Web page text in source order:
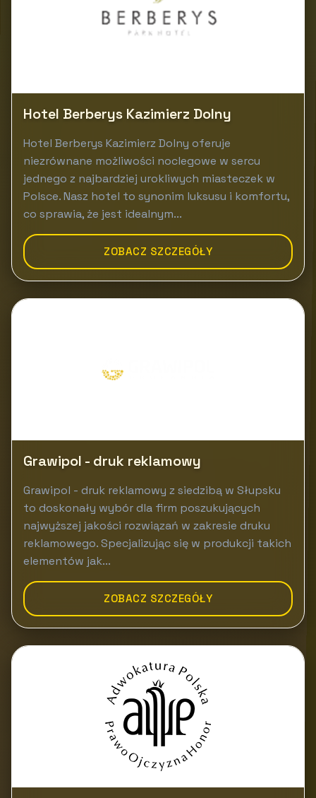
Hotel Berberys Kazimierz Dolny
Hotel Berberys Kazimierz Dolny oferuje
niezrównane możliwości noclegowe w sercu
jednego z najbardziej urokliwych miasteczek w
Polsce. Nasz hotel to synonim luksusu i komfortu,
co sprawia, że jest idealnym...
ZOBACZ SZCZEGÓŁY
Grawipol - druk reklamowy
Grawipol - druk reklamowy z siedzibą w Słupsku
to doskonały wybór dla firm poszukujących
najwyższej jakości rozwiązań w zakresie druku
reklamowego. Specjalizując się w produkcji takich
elementów jak...
ZOBACZ SZCZEGÓŁY